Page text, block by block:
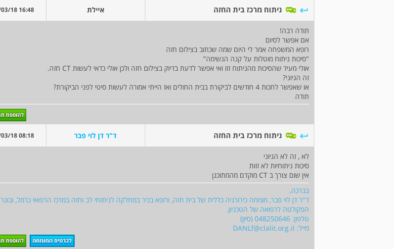
ניתוח מרכז בית החזה איילת 16:48 08/03/18
תודה רבה!
אם אפשר לסיום
רופא המשפחה אמר לי היום שמה שכתוב בצילום חזה
"סיכות ניתוח מוטלות על קנה הנשימה"
אולי מעיד שהסיכות מהניתוח זזו ואי אפשר לדעת בדיוק בצילום חזה ולכן אולי כדאי לעשות CT חזה.
זה הגיוני?
או שאפשר לחכות 4 חודשים לביקורת בבית החולים ואז הייתי אמורה לעשות סיטי לפני הביקורת?
תודה
ניתוח מרכז בית החזה ד"ר דן לוי פבר 08:18 09/03/18
לא , זה לא הגיוני
סיכות ניתוחיות לא זזות
אין שום צורך ב CT מוקדם מהמתוכנן
בברכה,
ד"ר דן לוי פבר, מומחה כירורגיה כללית של בית חזה, ורופא בכיר במחלקה לניתוחי לב וחזה במרכז הרפואי כרמל, ובוגר
הפקולטה לרפואה של הטכניון.
טלפון: 048250646 (סיון)
מייל: DANLf@clalit.org.il